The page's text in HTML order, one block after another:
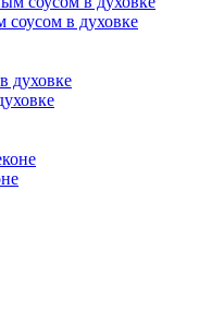
в духовке